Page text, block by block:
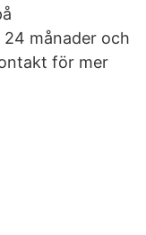
månader och
för mer